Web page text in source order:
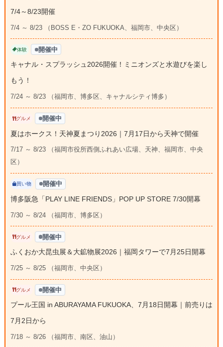
7/4～8/23開催
7/4 ～ 8/23 （BOSS E・ZO FUKUOKA、福岡市、中央区）
体験 開催中
キャナル・スプラッシュ2026開催！ミニオンズと水遊びを楽し
もう！
7/24 ～ 8/23 （福岡市、博多区、キャナルシティ博多）
グルメ 開催中
夏はホークス！天神夏まつり2026｜7月17日から天神で開催
7/17 ～ 8/23 （福岡市役所西側ふれあい広場、天神、福岡市、中央
区）
買い物 開催中
博多阪急「PLAY LINE FRIENDS」POP UP STORE 7/30開幕
7/30 ～ 8/24 （福岡市、博多区）
グルメ 開催中
ふくおか大昆虫展＆大鉱物展2026｜福岡タワーで7月25日開幕
7/25 ～ 8/25 （福岡市、中央区）
グルメ 開催中
プール王国 in ABURAYAMA FUKUOKA、7月18日開幕｜前売りは
7月2日から
7/18 ～ 8/26 （福岡市、南区、油山）